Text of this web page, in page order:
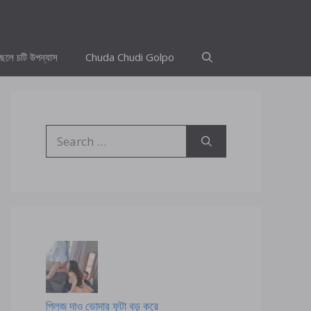
চটি উপন্যাস Chuda Chudi Golpo
for:
প্লিজ দাও ভোদার ফুটা বড় করে